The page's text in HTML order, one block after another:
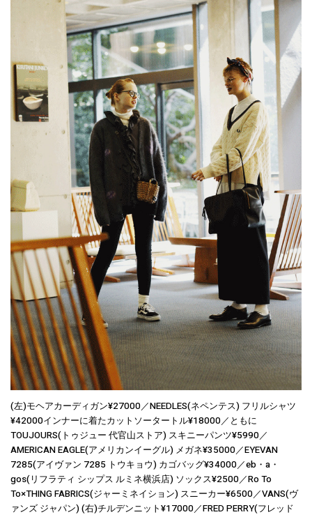
(左)モヘアカーディガン¥27000／NEEDLES(ネペンテス) フリルシャツ
¥42000インナーに着たカットソータートル¥18000／ともに
TOUJOURS(トゥジュー 代官山ストア) スキニーパンツ¥5990／
AMERICAN EAGLE(アメリカンイーグル) メガネ¥35000／EYEVAN
7285(アイヴァン 7285 トウキョウ) カゴバッグ¥34000／eb・a・
gos(リフラティ シップス ルミネ横浜店) ソックス¥2500／Ro To
To×THING FABRICS(ジャーミネイション) スニーカー¥6500／VANS(ヴ
ァンズ ジャパン) (右)チルデンニット¥17000／FRED PERRY(フレッド